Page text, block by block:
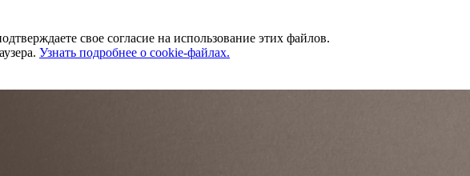
свое согласие на использование этих файлов.
Узнать подробнее о cookie-файлах.